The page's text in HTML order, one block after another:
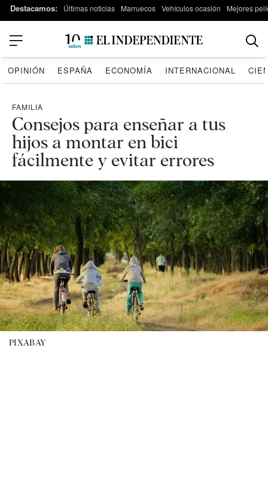
Destacamos: Últimas noticias Marruecos Vehículos ocasión Mejores
OPINIÓN ESPAÑA ECONOMÍA INTERNACIONAL
FAMILIA
Consejos para enseñar a tus
hijos a montar en bici
fácilmente y evitar errores
PIXABAY